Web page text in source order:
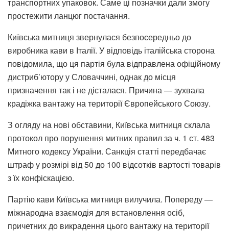
простежити ланцюг постачання.
Київська митниця звернулася безпосередньо до
виробника кави в Італії. У відповідь італійська сторона
повідомила, що ця партія була відправлена офіційному
дистриб’ютору у Словаччині, однак до місця
призначення так і не дісталася. Причина — зухвала
крадіжка вантажу на території Європейського Союзу.
З огляду на нові обставини, Київська митниця склала
протокол про порушення митних правил за ч. 1 ст. 483
Митного кодексу України. Санкція статті передбачає
штраф у розмірі від 50 до 100 відсотків вартості товарів
з їх конфіскацією.
Партію кави Київська митниця вилучила. Попереду —
міжнародна взаємодія для встановлення осіб,
причетних до викрадення цього вантажу на території